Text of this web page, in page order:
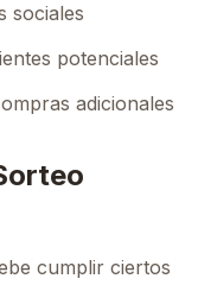
sociales
potenciales
adicionales
cumplir ciertos